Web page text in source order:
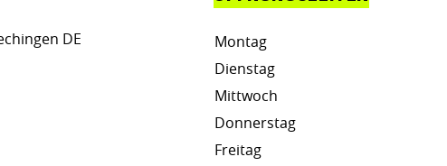
DE
Montag
Dienstag
Mittwoch
Donnerstag
Freitag